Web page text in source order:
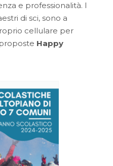
e professionalità. I
di sci, sono a
cellulare per
Happy